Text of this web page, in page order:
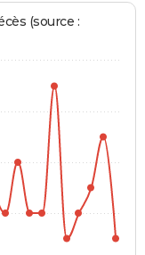
(source :